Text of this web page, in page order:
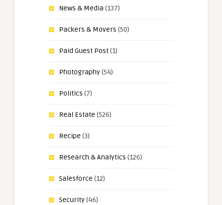
News & Media (137)
Packers & Movers (50)
Paid Guest Post(1)
Photography(54)
Politics (7)
Real Estate (526)
Recipe (3)
Research & Analytics (126)
Salesforce (12)
Security(46)